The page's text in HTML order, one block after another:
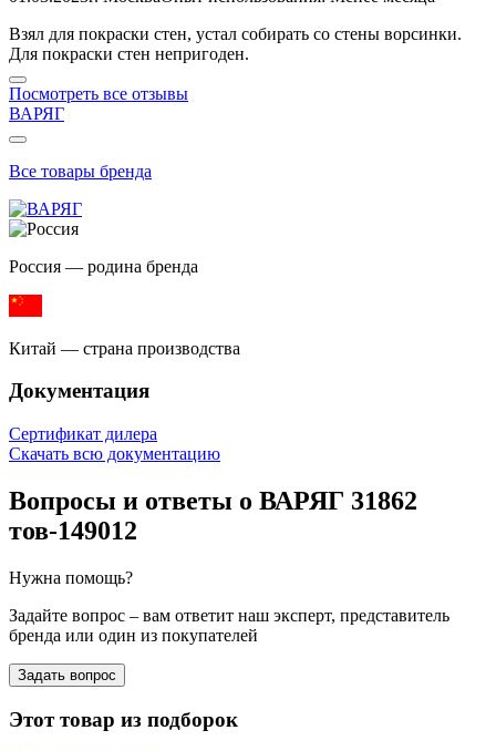
Взял для покраски стен, устал собирать со стены ворсинки.
Для покраски стен непригоден.
Посмотреть все отзывы
ВАРЯГ
Все товары бренда
Россия — родина бренда
Китай — страна производства
Документация
Сертификат дилера
Скачать всю документацию
Вопросы и ответы о ВАРЯГ 31862
тов-149012
Нужна помощь?
Задайте вопрос – вам ответит наш эксперт, представитель
бренда или один из покупателей
Задать вопрос
Этот товар из подборок